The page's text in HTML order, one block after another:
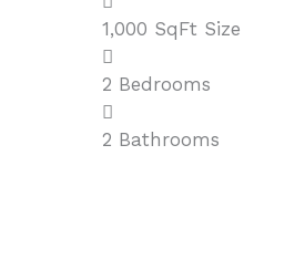
1,000 SqFt Size
2 Bedrooms
2 Bathrooms